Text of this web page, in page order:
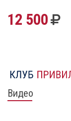
12 500
Видео